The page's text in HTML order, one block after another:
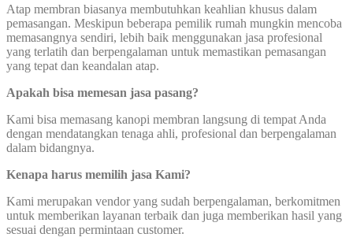
Atap membran biasanya membutuhkan keahlian khusus dalam
pemasangan. Meskipun beberapa pemilik rumah mungkin mencoba
memasangnya sendiri, lebih baik menggunakan jasa profesional
yang terlatih dan berpengalaman untuk memastikan pemasangan
yang tepat dan keandalan atap.
Apakah bisa memesan jasa pasang?
Kami bisa memasang kanopi membran langsung di tempat Anda
dengan mendatangkan tenaga ahli, profesional dan berpengalaman
dalam bidangnya.
Kenapa harus memilih jasa Kami?
Kami merupakan vendor yang sudah berpengalaman, berkomitmen
untuk memberikan layanan terbaik dan juga memberikan hasil yang
sesuai dengan permintaan customer.